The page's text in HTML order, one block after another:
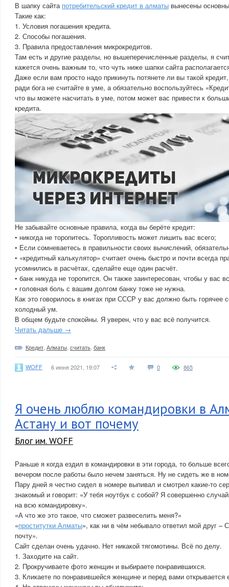
В шапку сайта потребительский кредит в алматы вынесены
Такие как:
1. Условия погашения кредита.
2. Способы погашения.
3. Правила предоставления микрокредитов.
Там есть и другие разделы, но вышеперечисленные разделы, я
кажется очень важным то, что чуть ниже шапки сайта
Даже если вам просто надо прикинуть потянете ли вы такой
ради бога не считайте в уме, а обязательно воспользуйтесь
что вы можете насчитать в уме, потом может вас привести к
кредита.
Не забывайте основные правила, когда вы берёте кредит:
• никогда не торопитесь. Торопливость может лишить вас всего;
• Если сомневаетесь в правильности своих вычислений,
• «кредитный калькулятор» считает очень быстро и почти всегда
усомнились в расчётах, сделайте еще один расчёт.
• банк никуда не торопится. Он также заинтересован, чтобы у вас
• головная боль с вашим долгом банку тоже не нужна.
Как это говорилось в книгах при СССР у вас должно быть горячее
холодный ум.
В общем будьте спокойны. Я уверен, что у вас всё получится.
Читать дальше →
Кредит Алматы считать банк
WOFF 6 июня 2021, 19:07 0 865
Я очень люблю командировки в
Астану и вот почему
Блог им. WOFF
Раньше я когда ездил в командировки в эти города, то больше
вечером после работы было нечем заняться. Ну не сидеть же в
Пару дней я честно сидел в номере выпивал и смотрел какие-то
знакомый и говорит: «У тебя ноутбук с собой? Я совершенно
на всю командировку».
«А что же это такое, что сможет развеселить меня?»
«проститутки Алматы», как ни в чём небывало ответил мой друг –
почту».
Сайт сделан очень удачно. Нет никакой тягомотины. Всё по делу.
1. Заходите на сайт.
2. Прокручиваете фото женщин и выбираете понравившихся.
3. Кликаете по понравившейся женщине и перед вами открывается